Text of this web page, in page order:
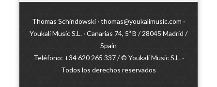
Thomas Schindowski · thomas@youkalimusic.com ·
Youkali Music S.L. · Canarias 74, 5º B / 28045 Madrid /
Spain
Teléfono: +34 620 265 337 / © Youkali Music S.L. ·
Todos los derechos reservados